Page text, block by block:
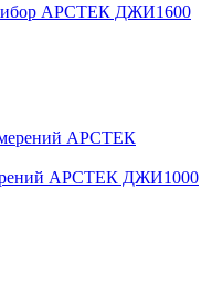
АРСТЕК ДЖИ1600
АРСТЕК ДЖИ1000